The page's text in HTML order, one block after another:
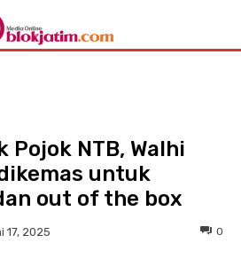
Pojok NTB, Walhi
untuk
out of the box
17, 2025 0